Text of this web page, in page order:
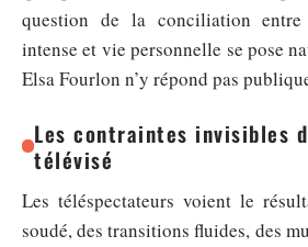
question de la conciliation entre
intense et vie personnelle se pose
Elsa Fourlon n’y répond pas
Les contraintes invisibles
télévisé
Les téléspectateurs voient le
soudé, des transitions fluides, des